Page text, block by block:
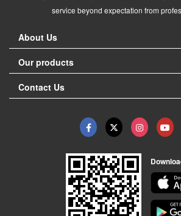
service beyond expectation from
About Us
Our products
Contact Us